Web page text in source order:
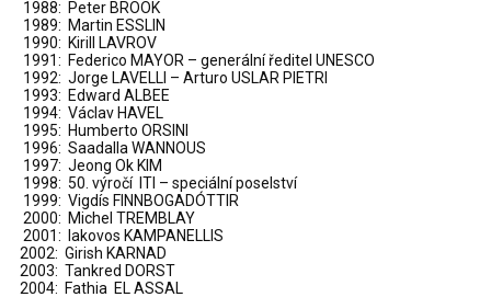
1988: Peter BROOK
1989: Martin ESSLIN
1990: Kirill LAVROV
1991: Federico MAYOR – generální ředitel UNESCO
1992: Jorge LAVELLI – Arturo USLAR PIETRI
1993: Edward ALBEE
1994: Václav HAVEL
1995: Humberto ORSINI
1996: Saadalla WANNOUS
1997: Jeong Ok KIM
1998: 50. výročí ITI – speciální poselství
1999: Vigdís FINNBOGADÓTTIR
2000: Michel TREMBLAY
2001: Iakovos KAMPANELLIS
2002: Girish KARNAD
2003: Tankred DORST
2004: Fathia EL ASSAL